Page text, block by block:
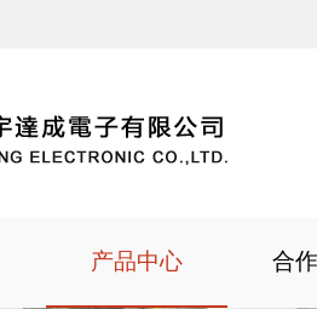
产品中心 合